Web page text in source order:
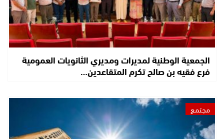
الجمعية الوطنية لمديرات ومديري الثانويات العمومية
فرع فقيه بن صالح تكرم المتقاعدين…
مجتمع